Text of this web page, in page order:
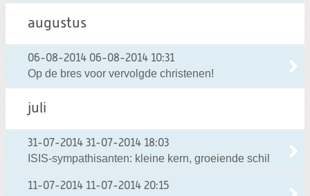
augustus
06-08-2014 06-08-2014 10:31
Op de bres voor vervolgde christenen!
juli
31-07-2014 31-07-2014 18:03
ISIS-sympathisanten: kleine kern, groeiende schil
11-07-2014 11-07-2014 20:15